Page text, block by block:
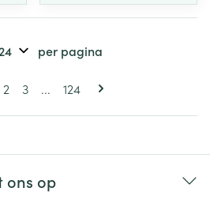
Pagina's
momenteel pagina
Pagina
2 Pagina
3 ... Pagina
124
per pagina
ons op